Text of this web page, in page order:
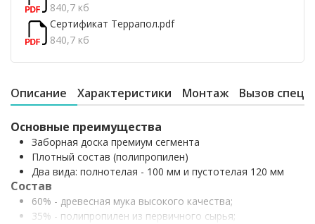
840,7 кб
Сертификат Террапол.pdf
840,7 кб
Описание Характеристики Монтаж Вызов
Основные преимущества
Заборная доска премиум сегмента
Плотный состав (полипропилен)
Два вида: полнотелая - 100 мм и пустотелая 120 мм
Состав
60% - древесная мука высокого качества;
35% - полипропилен из первичного сырья;